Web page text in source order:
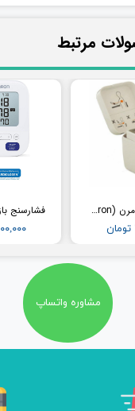
فشارسنج مچی امرن (Omron) مدل RS2
مرتبط
مشاوره واتساپ